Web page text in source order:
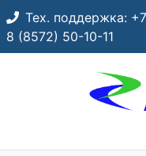
Тех. поддержка:
8 (8572) 50-10-11